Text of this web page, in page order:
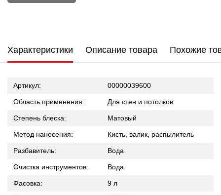
Характеристики Описание товара Похожие
Артикул: 00000039600
Область применения: Для стен и потолков
Степень блеска: Матовый
Метод нанесения: Кисть, валик, распылитель
Разбавитель: Вода
Очистка инструментов: Вода
Фасовка: 9 л